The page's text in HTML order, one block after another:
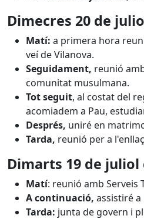
Dimecres 20 de
Matí: a primera hora
veí de Vilanova.
Seguidament, reunió
comunitat musulmana.
Tot seguit, al costat del
acomiadem a Pau,
Després, uniré en
Tarda, reunió per a
Dimarts 19 de juliol
Matí: reunió amb Serveis
A continuació, assistiré a
Tarda: junta de govern i